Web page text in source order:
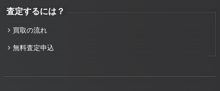
査定するには？
買取の流れ
無料査定申込